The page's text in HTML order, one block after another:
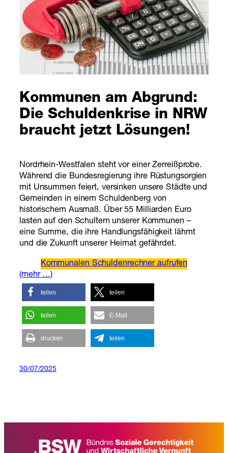
Kommunen am Abgrund:
Die Schuldenkrise in NRW
braucht jetzt Lösungen!
Nordrhein-Westfalen steht vor einer Zerreißprobe.
Während die Bundesregierung ihre Rüstungsorgien
mit Unsummen feiert, versinken unsere Städte und
Gemeinden in einem Schuldenberg von
historischem Ausmaß. Über 55 Milliarden Euro
lasten auf den Schultern unserer Kommunen –
eine Summe, die ihre Handlungsfähigkeit lähmt
und die Zukunft unserer Heimat gefährdet.
Kommunalen Schuldenrechner aufrufen
(mehr …)
teilen teilen
teilen E-Mail
drucken teilen
30/07/2025